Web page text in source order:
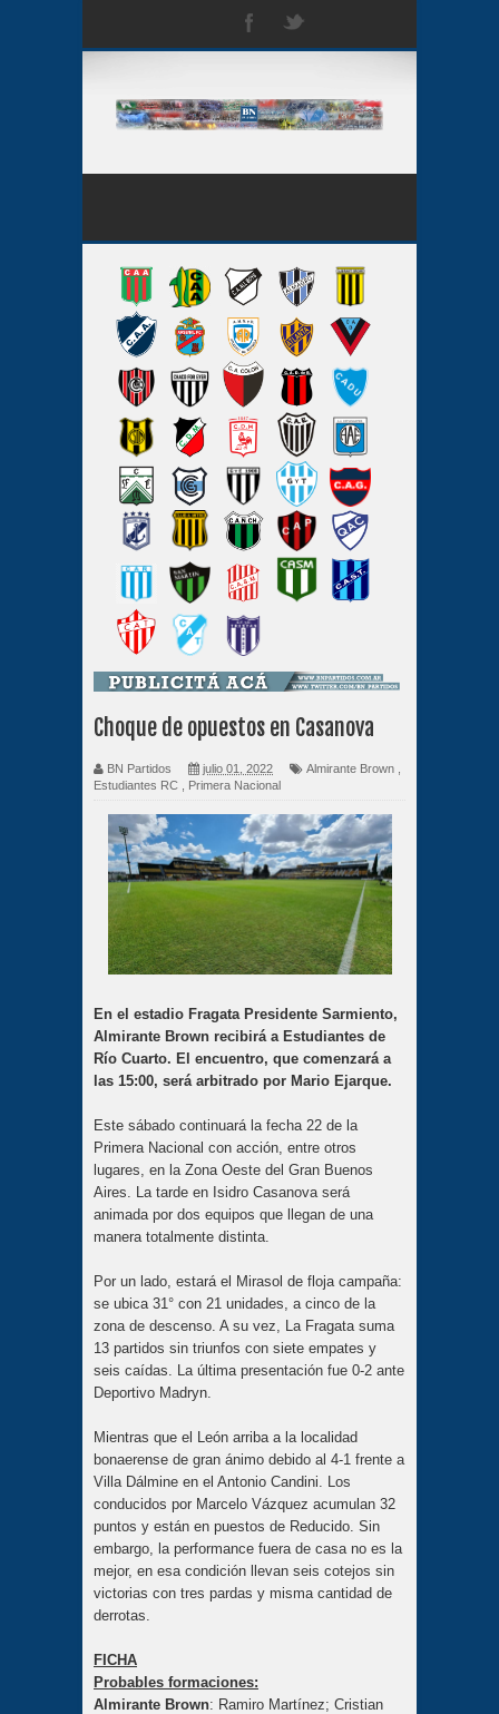
Choque de opuestos en Casanova
BN Partidos julio 01, 2022 Almirante Brown
Estudiantes RC
Primera Nacional
En el estadio Fragata Presidente Sarmiento,
Almirante Brown recibirá a Estudiantes de
Río Cuarto. El encuentro, que comenzará a
las 15:00, será arbitrado por Mario Ejarque.
Este sábado continuará la fecha 22 de la
Primera Nacional con acción, entre otros
lugares, en la Zona Oeste del Gran Buenos
Aires. La tarde en Isidro Casanova será
animada por dos equipos que llegan de una
manera totalmente distinta.
Por un lado, estará el Mirasol de floja campaña:
se ubica 31° con 21 unidades, a cinco de la
zona de descenso. A su vez, La Fragata suma
13 partidos sin triunfos con siete empates y
seis caídas. La última presentación fue 0-2 ante
Deportivo Madryn.
Mientras que el León arriba a la localidad
bonaerense de gran ánimo debido al 4-1 frente a
Villa Dálmine en el Antonio Candini. Los
conducidos por Marcelo Vázquez acumulan 32
puntos y están en puestos de Reducido. Sin
embargo, la performance fuera de casa no es la
mejor, en esa condición llevan seis cotejos sin
victorias con tres pardas y misma cantidad de
derrotas.
FICHA
Probables formaciones:
Almirante Brown: Ramiro Martínez; Cristian